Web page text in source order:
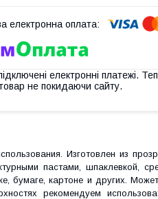
електронні платежі.
не покидаючи сайту.
Изготовлен из
пастами, шпаклевкой,
бумаге, картоне и других.
рекомендуем